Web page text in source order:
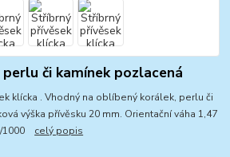
či kamínek pozlacená
klícka . Vhodný na oblíbený korálek, perlu či
výška přívěsku 20 mm. Orientační váha 1,47
1000 celý popis